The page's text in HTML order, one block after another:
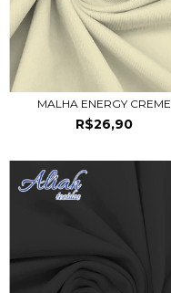
MALHA ENERGY CREME
R$26,90